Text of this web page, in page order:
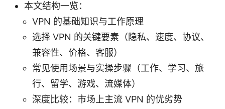
本文结构一览：
VPN 的基础知识与工作原理
选择 VPN 的关键要素（隐私、速度、协议、
兼容性、价格、客服）
常见使用场景与实操步骤（工作、学习、旅
行、留学、游戏、流媒体）
深度比较：市场上主流 VPN 的优劣势